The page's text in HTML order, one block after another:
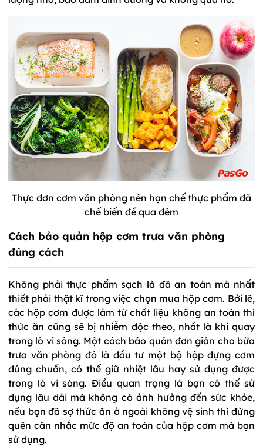
Thực đơn cơm văn phòng nên hạn chế thực phẩm đã
chế biến để qua đêm
Cách bảo quản hộp cơm trưa văn phòng
đúng cách
Không phải thực phẩm sạch là đã an toàn mà nhất
thiết phải thật kĩ trong việc chọn mua hộp cơm. Bởi lẽ,
các hộp cơm được làm từ chất liệu không an toàn thì
thức ăn cũng sẽ bị nhiễm độc theo, nhất là khi quay
trong lò vi sóng. Một cách bảo quản đơn giản cho bữa
trưa văn phòng đó là đầu tư một bộ hộp đựng cơm
đúng chuẩn, có thể giữ nhiệt lâu hay sử dụng được
trong lò vi sóng. Điều quan trọng là bạn có thể sử
dụng lâu dài mà không có ảnh hưởng đến sức khỏe,
nếu bạn đã sợ thức ăn ở ngoài không vệ sinh thì đừng
quên cân nhắc mức độ an toàn của hộp cơm mà bạn
sử dụng.